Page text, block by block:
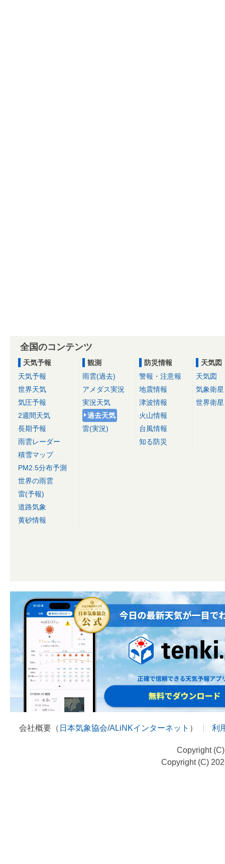
全国のコンテンツ
天気予報
天気予報
世界天気
気圧予報
2週間天気
長期予報
雨雲レーダー
積雪マップ
PM2.5分布予測
世界の雨雲
雷(予報)
道路気象
黄砂情報
観測
雨雲(過去)
アメダス実況
実況天気
過去天気
雷(実況)
防災情報
警報・注意報
地震情報
津波情報
火山情報
台風情報
知る防災
天気図
天気図
気象衛星
世界衛星
会社概要（ 日本気象協会/ALiNKインターネット ） 利
Copyright
Copyright (C)